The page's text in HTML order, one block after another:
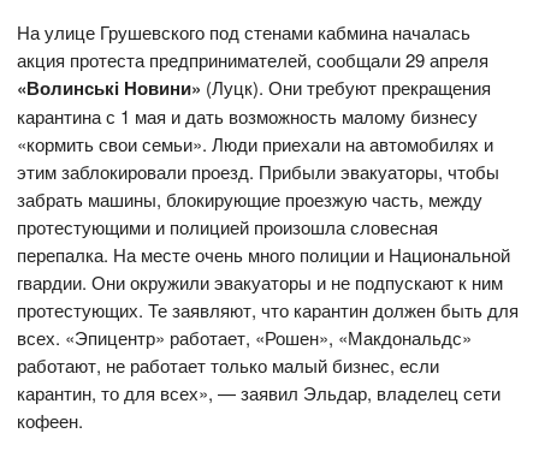
На улице Грушевского под стенами кабмина началась
акция протеста предпринимателей, сообщали 29 апреля
«Волинські Новини» (Луцк). Они требуют прекращения
карантина с 1 мая и дать возможность малому бизнесу
«кормить свои семьи». Люди приехали на автомобилях и
этим заблокировали проезд. Прибыли эвакуаторы, чтобы
забрать машины, блокирующие проезжую часть, между
протестующими и полицией произошла словесная
перепалка. На месте очень много полиции и Национальной
гвардии. Они окружили эвакуаторы и не подпускают к ним
протестующих. Те заявляют, что карантин должен быть для
всех. «Эпицентр» работает, «Рошен», «Макдональдс»
работают, не работает только малый бизнес, если
карантин, то для всех», — заявил Эльдар, владелец сети
кофеен.